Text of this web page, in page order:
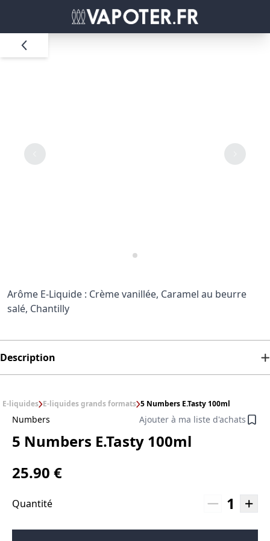
Arôme E-Liquide : Crème vanillée, Caramel au beurre
salé, Chantilly
Description
E-liquides E-liquides grands formats 5 Numbers E.Tasty 100ml
Numbers Ajouter à ma liste d'achats
5 Numbers E.Tasty 100ml
25.90 €
Quantité 1